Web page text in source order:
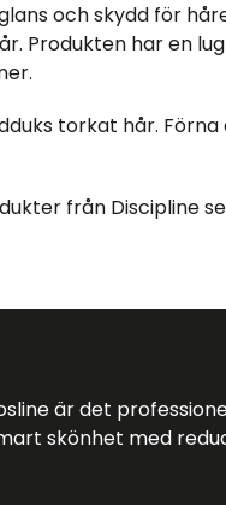
och skydd för
Produkten har en
torkat hår.
från Discipline
är det
skönhet med